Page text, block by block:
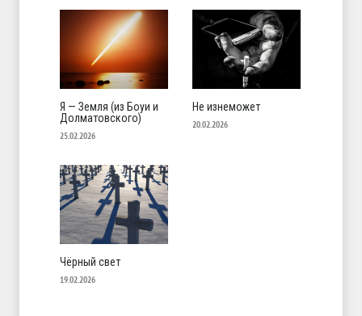
Я — Земля (из Боуи и
Долматовского)
25.02.2026
Не изнеможет
20.02.2026
Чёрный свет
19.02.2026